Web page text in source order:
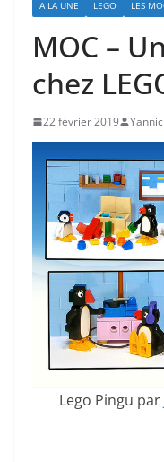
A LA UNE LEGO LES
MOC –
chez
22 février 2019
Lego Pingu par